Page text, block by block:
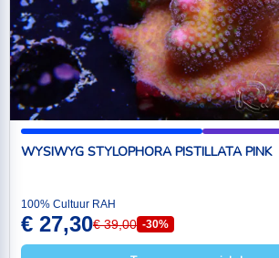
WYSIWYG STYLOPHORA PISTILLATA PINK
100% Cultuur RAH
€ 27,30€ 39,00 -30%